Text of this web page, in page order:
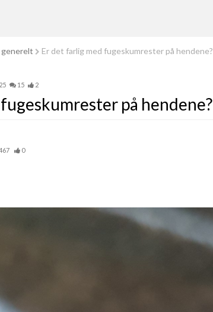
Er det farlig med fugeskumrester på hendene?
15 2
på hendene?
0